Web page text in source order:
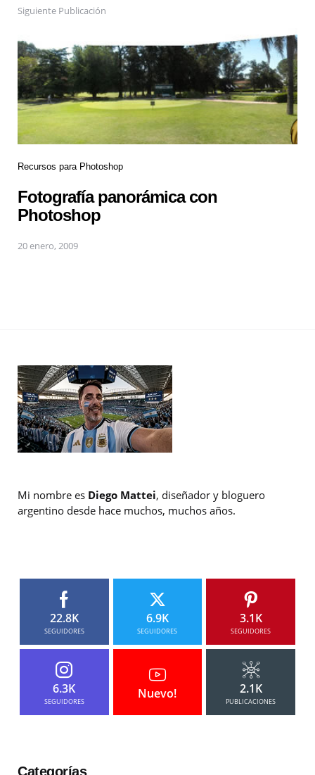
Siguiente Publicación
Recursos para Photoshop
Fotografía panorámica con
Photoshop
20 enero, 2009
Mi nombre es Diego Mattei, diseñador y bloguero
argentino desde hace muchos, muchos años.
22.8K
SEGUIDORES
6.9K
SEGUIDORES
3.1K
SEGUIDORES
6.3K
SEGUIDORES
Nuevo! 2.1K
PUBLICACIONES
Categorías